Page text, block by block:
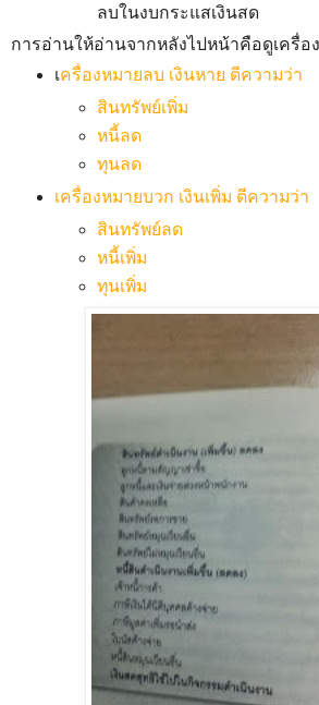
ลบในงบกระแสเงินสด
การอ่านให้อ่านจากหลังไปหน้าคือดูเครื่อ
เครื่องหมายลบ เงินหาย ตีความว่า
สินทรัพย์เพิ่ม
หนี้ลด
ทุนลด
เครื่องหมายบวก เงินเพิ่ม ตีความว่า
สินทรัพย์ลด
หนี้เพิ่ม
ทุนเพิ่ม